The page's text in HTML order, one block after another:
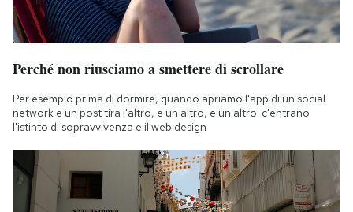
Perché non riusciamo a smettere di scrollare
Per esempio prima di dormire, quando apriamo l'app di un social
network e un post tira l'altro, e un altro, e un altro: c'entrano
l'istinto di sopravvivenza e il web design